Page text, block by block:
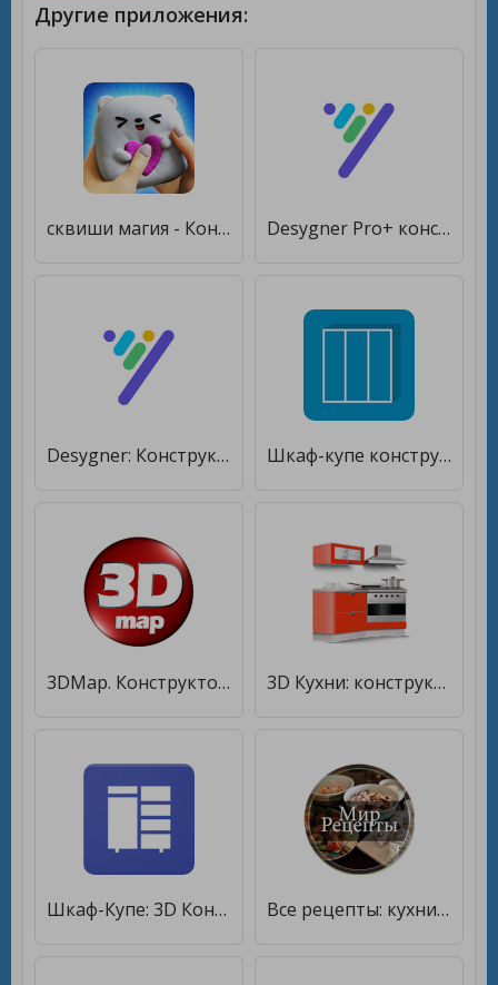
Другие приложения:
сквиши магия - Конструктор игрушек и раскраска [Без рекламы] Desygner Pro+ конструктор/редактор графики [Unlocked]
Desygner: Конструктор/редактор графики [Без рекламы] Шкаф-купе конструктор [Premium]
3DMap. Конструктор [Unlocked] 3D Кухни: конструктор и дизайн [Premium]
Шкаф-Купе: 3D Конструктор [Premium] Все рецепты: кухни мира [Premium]